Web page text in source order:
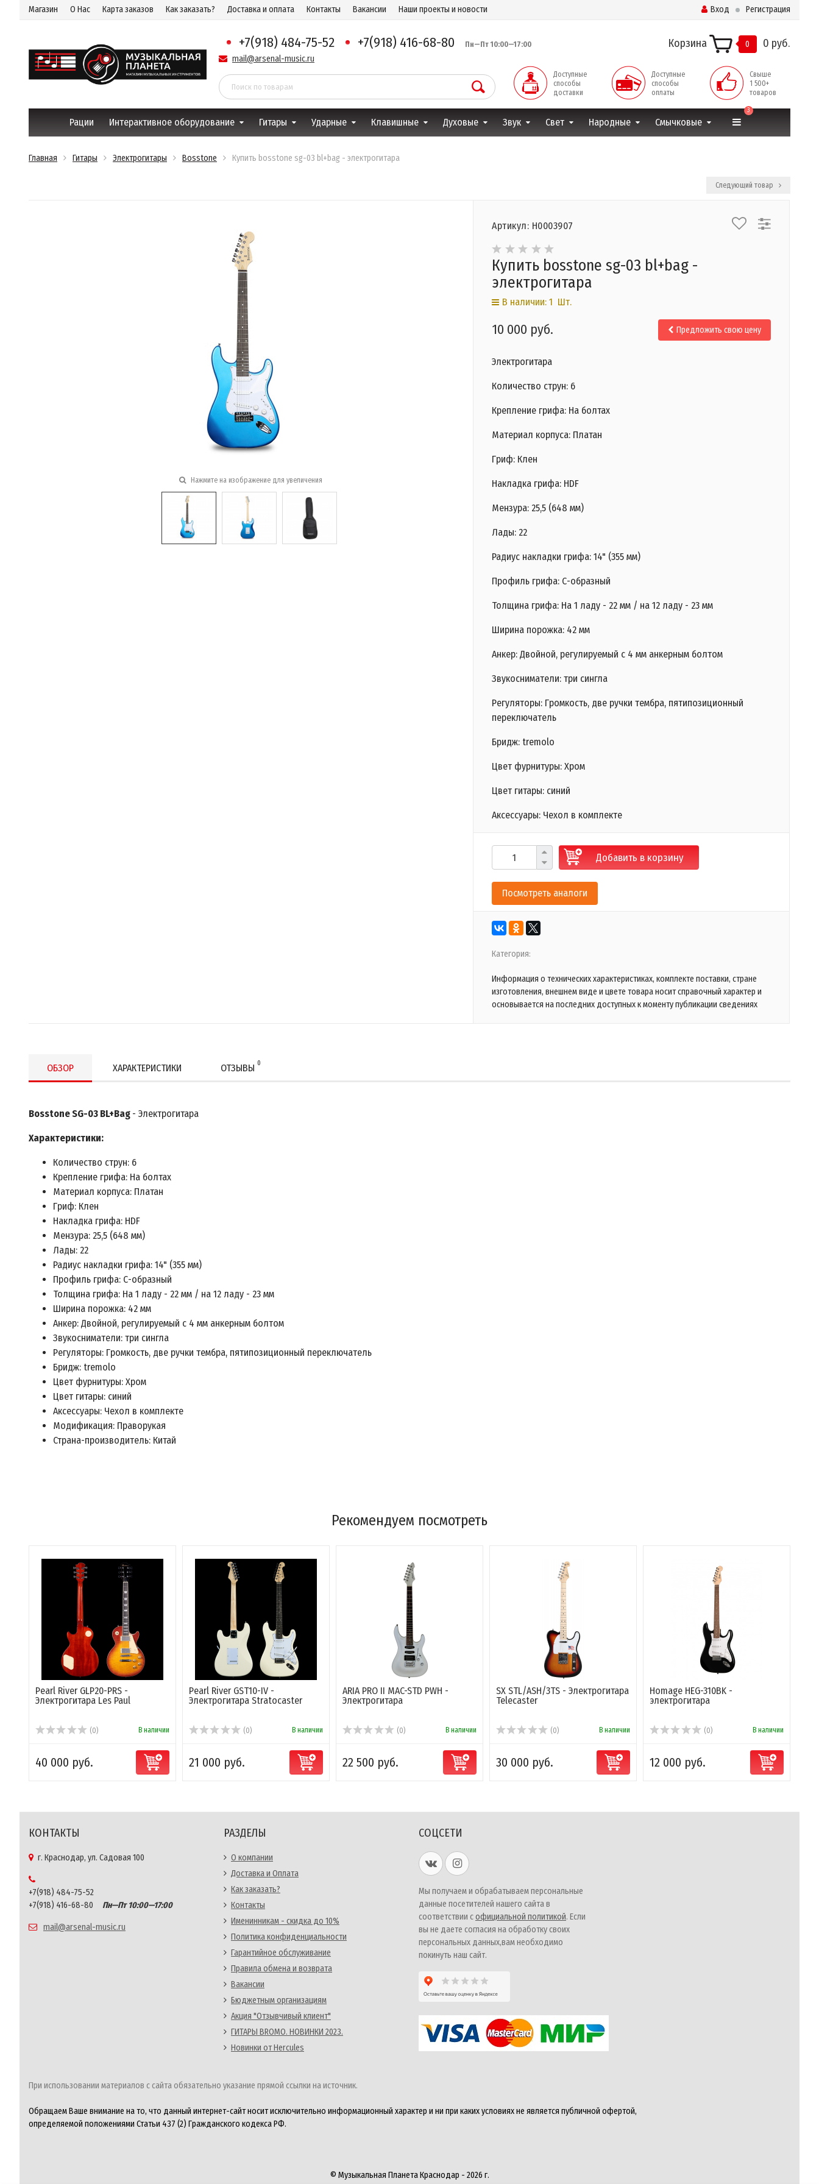
Магазин О Нас Карта заказов Как заказать? Доставка и оплата Контакты Вакансии Наши проекты и новости Вход Регистрация
+7(918) 484-75-52 +7(918) 416-68-80 Пн—Пт 10:00—17:00
mail@arsenal-music.ru
Корзина 0 0 руб.
Доступные
способы
доставки
Доступные
способы
оплаты
Свыше
1 500+
товаров
Рации Интерактивное оборудование Гитары Ударные Клавишные Духовые Звук Свет Народные Смычковые
3
Главная Гитары Электрогитары Bosstone Купить bosstone sg-03 bl+bag - электрогитара
Следующий товар
Нажмите на изображение для увеличения
Артикул: Н0003907
Купить bosstone sg-03 bl+bag -
электрогитара
В наличии: 1 Шт.
10 000 руб. Предложить свою цену
Электрогитара
Количество струн: 6
Крепление грифа: На болтах
Материал корпуса: Платан
Гриф: Клен
Накладка грифа: HDF
Мензура: 25,5 (648 мм)
Лады: 22
Радиус накладки грифа: 14" (355 мм)
Профиль грифа: С-образный
Толщина грифа: На 1 ладу - 22 мм / на 12 ладу - 23 мм
Ширина порожка: 42 мм
Анкер: Двойной, регулируемый с 4 мм анкерным болтом
Звукосниматели: три сингла
Регуляторы: Громкость, две ручки тембра, пятипозиционный
переключатель
Бридж: tremolo
Цвет фурнитуры: Хром
Цвет гитары: синий
Аксессуары: Чехол в комплекте
Добавить в корзину
Посмотреть аналоги
Категория:
Информация о технических характеристиках, комплекте поставки, стране
изготовления, внешнем виде и цвете товара носит справочный характер и
основывается на последних доступных к моменту публикации сведениях
ОБЗОР ХАРАКТЕРИСТИКИ ОТЗЫВЫ 0
Bosstone SG-03 BL+Bag - Электрогитара
Характеристики:
Количество струн: 6
Крепление грифа: На болтах
Материал корпуса: Платан
Гриф: Клен
Накладка грифа: HDF
Мензура: 25,5 (648 мм)
Лады: 22
Радиус накладки грифа: 14" (355 мм)
Профиль грифа: С-образный
Толщина грифа: На 1 ладу - 22 мм / на 12 ладу - 23 мм
Ширина порожка: 42 мм
Анкер: Двойной, регулируемый с 4 мм анкерным болтом
Звукосниматели: три сингла
Регуляторы: Громкость, две ручки тембра, пятипозиционный переключатель
Бридж: tremolo
Цвет фурнитуры: Хром
Цвет гитары: синий
Аксессуары: Чехол в комплекте
Модификация: Праворукая
Страна-производитель: Китай
Рекомендуем посмотреть
Pearl River GLP20-PRS -
Электрогитара Les Paul
(0) В наличии
40 000 руб.
Pearl River GST10-IV -
Электрогитара Stratocaster
(0) В наличии
21 000 руб.
ARIA PRO II MAC-STD PWH -
Электрогитара
(0) В наличии
22 500 руб.
SX STL/ASH/3TS - Электрогитара
Telecaster
(0) В наличии
30 000 руб.
Homage HEG-310BK -
электрогитара
(0) В наличии
12 000 руб.
КОНТАКТЫ
г. Краснодар, ул. Садовая 100
+7(918) 484-75-52
+7(918) 416-68-80
Пн—Пт 10:00—17:00
mail@arsenal-music.ru
РАЗДЕЛЫ
О компании
Доставка и Оплата
Как заказать?
Контакты
Именинникам - скидка до 10%
Политика конфиденциальности
Гарантийное обслуживание
Правила обмена и возврата
Вакансии
Бюджетным организациям
Акция "Отзывчивый клиент"
ГИТАРЫ BROMO. НОВИНКИ 2023.
Новинки от Hercules
СОЦСЕТИ
Мы получаем и обрабатываем персональные
данные посетителей нашего сайта в
соответствии софициальной политикой. Если
вы не даете согласия на обработку своих
персональных данных,вам необходимо
покинуть наш сайт.
При использовании материалов с сайта обязательно указание прямой ссылки на источник.
Обращаем Ваше внимание на то, что данный интернет-сайт носит исключительно информационный характер и ни при каких условиях не является публичной офертой,
определяемой положениями Статьи 437 (2) Гражданского кодекса РФ.
© Музыкальная Планета Краснодар - 2026 г.